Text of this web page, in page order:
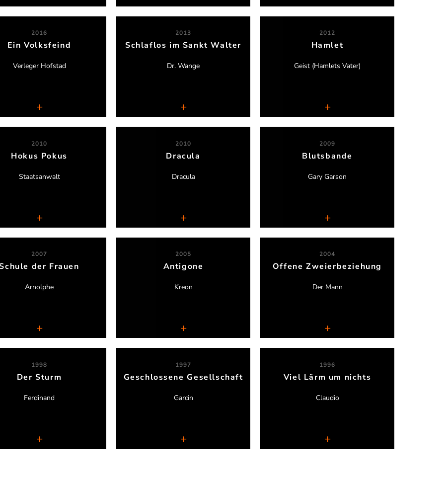
2016
Ein Volksfeind
Verleger Hofstad
Katja Lillih Leinenweber
am Schlachthof, Neuss
2013
Schlaflos im Sankt Walter
Dr. Wange
Sigi Domke
Theater Freudenhaus, Essen
2012
Hamlet
Geist (Hamlets Vater)
Orlando Schenk
Theater RheinRuhr
2010
Hokus Pokus
Staatsanwalt
Saskia Leder
Das Filmtheater
2010
Dracula
Dracula
Stefanie Otten
Gruseldinner
2009
Blutsbande
Gary Garson
Lars Lienen
Theater Nero
2007
der Frauen
Arnolphe
Serdar Somuncu
Kammerensemble Neuss
2005
Antigone
Kreon
Serdar Somuncu
Kammerensemble Neuss
2004
Offene Zweierbeziehung
Der Mann
Nadine Hieronimus
Kammerensemble Neuss
1998
Der Sturm
Ferdinand
Serdar Somuncu
Kammerensemble Neuss
1997
Geschlossene Gesellschaft
Garcin
Serdar Somuncu
Kammerensemble Neuss
1996
Viel Lärm um nichts
Claudio
Nadine Hieronimus
Kammerensemble Neuss